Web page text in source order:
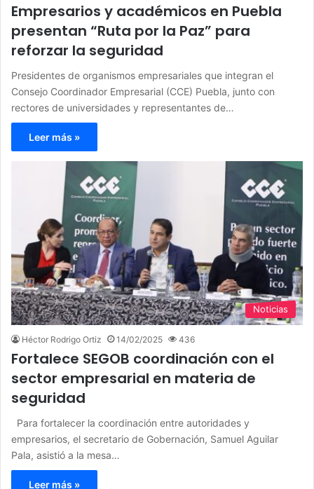
Empresarios y académicos en Puebla
presentan “Ruta por la Paz” para
reforzar la seguridad
Presidentes de organismos empresariales que integran el
Consejo Coordinador Empresarial (CCE) Puebla, junto con
rectores de universidades y representantes de…
Leer más »
Noticias
Héctor Rodrigo Ortiz 14/02/2025 436
Fortalece SEGOB coordinación con el
sector empresarial en materia de
seguridad
Para fortalecer la coordinación entre autoridades y
empresarios, el secretario de Gobernación, Samuel Aguilar
Pala, asistió a la mesa…
Leer más »